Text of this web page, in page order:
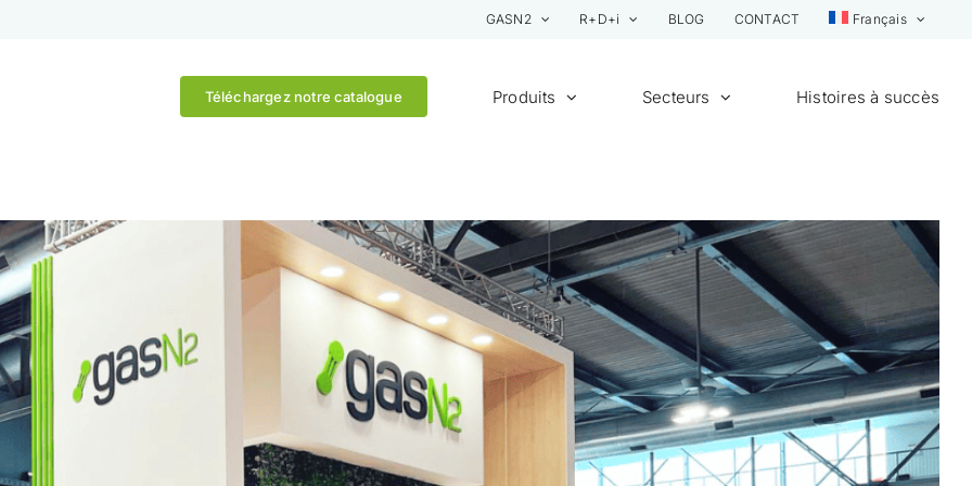
GASN2 R+D+i BLOG CONTACT Français
Téléchargez notre catalogue Produits Secteurs Histoires à succès